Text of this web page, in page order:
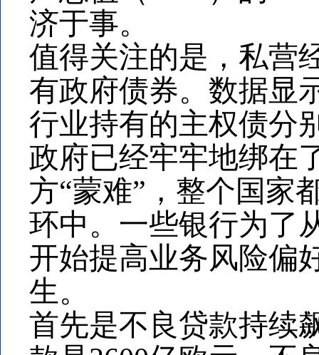
济于事。
值得关注的是，私营
有政府债券。数据显
行业持有的主权债分
政府已经牢牢地绑在
方“蒙难”，整个国家
环中。一些银行为了
开始提高业务风险偏
生。
首先是不良贷款持续